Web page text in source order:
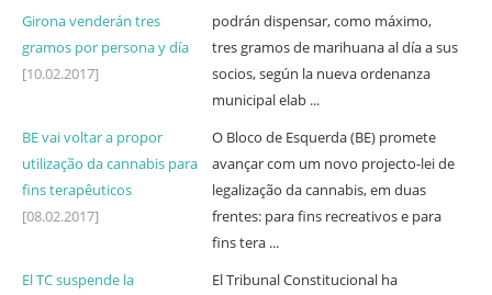
Girona venderán tres
gramos por persona y día
[10.02.2017]
podrán dispensar, como máximo,
tres gramos de marihuana al día a sus
socios, según la nueva ordenanza
municipal elab ...
BE vai voltar a propor
utilização da cannabis para
fins terapêuticos
[08.02.2017]
O Bloco de Esquerda (BE) promete
avançar com um novo projecto-lei de
legalização da cannabis, em duas
frentes: para fins recreativos e para
fins tera ...
El TC suspende la
El Tribunal Constitucional ha